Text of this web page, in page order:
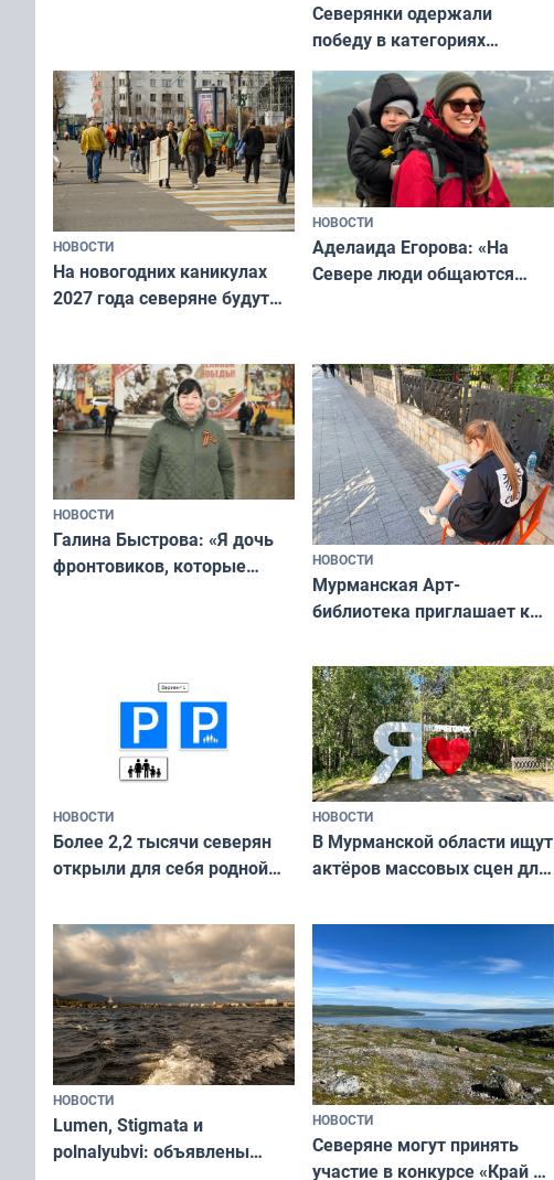
Северянки одержали
победу в категориях
всероссийского конкурса
«Мисс и Миссис Великая
Русь»
НОВОСТИ
На новогодних каникулах
2027 года северяне будут
НОВОСТИ
Аделаида Егорова: «На
Севере люди общаются
НОВОСТИ
Галина Быстрова: «Я дочь
фронтовиков, которые
НОВОСТИ
Мурманская Арт-
библиотека приглашает к
и фотографов
НОВОСТИ
Более 2,2 тысячи северян
открыли для себя родной
«Туризм для своих»
НОВОСТИ
В Мурманской области ищут
актёров массовых сцен для
короткометражном фильме
НОВОСТИ
Lumen, Stigmata и
polnalyubvi: объявлены
НОВОСТИ
Северяне могут принять
участие в конкурсе «Край у